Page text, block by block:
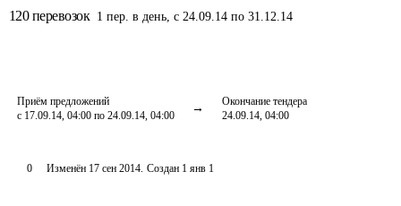
120 перевозок 1 пер. в день,с 24.09.14 по 31.12.14
Приём предложений
с 17.09.14, 04:00 по 24.09.14, 04:00
Окончание тендера
24.09.14, 04:00
0 Изменён 17 сен 2014. Создан 1 янв 1